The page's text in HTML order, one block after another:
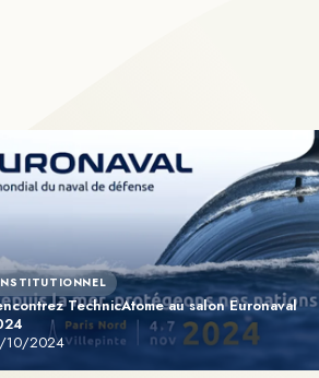
TechnicAtome au salon Euronaval
10/2024